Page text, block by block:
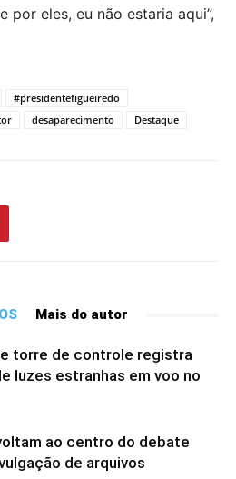
por eles, eu não estaria aqui”,
#presidentefigueiredo
desaparecimento Destaque
Mais do autor
torre de controle registra
luzes estranhas em voo no
ao centro do debate
de arquivos